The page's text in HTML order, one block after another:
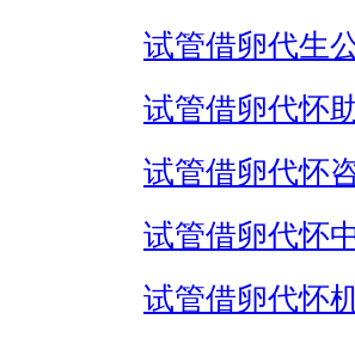
试管借卵代生
试管借卵代怀
试管借卵代怀
试管借卵代怀
试管借卵代怀